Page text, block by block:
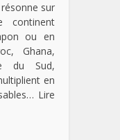
sur
ou en
Ghana,
du Sud,
en
Lire